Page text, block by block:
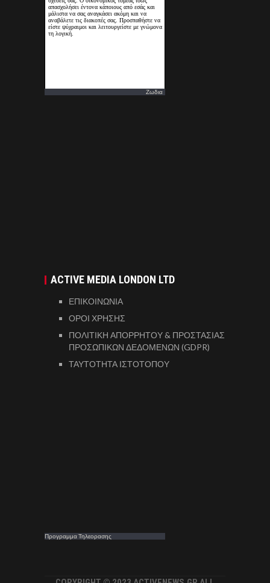
Ζωδια
ACTIVE MEDIA LONDON LTD
ΕΠΙΚΟΙΝΩΝΙΑ
ΟΡΟΙ ΧΡΗΣΗΣ
ΠΟΛΙΤΙΚΗ ΑΠΟΡΡΗΤΟΥ & ΠΡΟΣΤΑΣΙΑΣ
ΠΡΟΣΩΠΙΚΩΝ ΔΕΔΟΜΕΝΩΝ (GDPR)
ΤΑΥΤΟΤΗΤΑ ΙΣΤΟΤΟΠΟΥ
Προγραμμα Τηλεορασης